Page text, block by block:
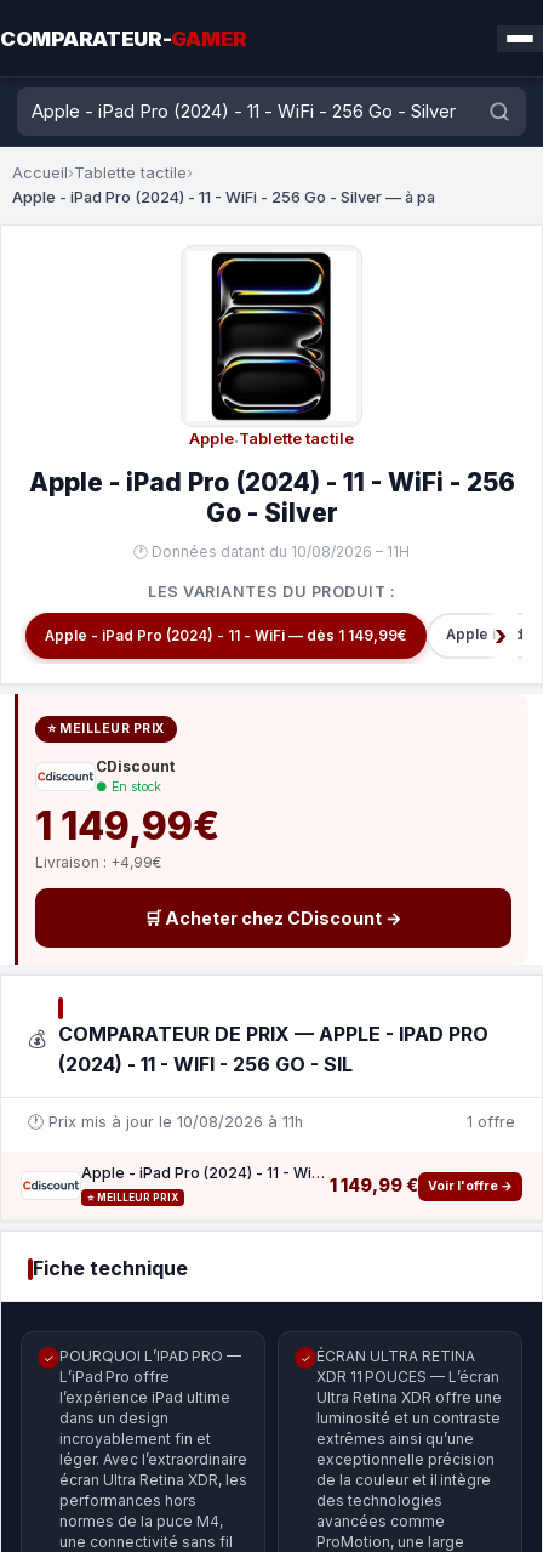
COMPARATEUR-GAMER
Accueil›Tablette tactile›
Apple - iPad Pro (2024) - 11 - WiFi - 256 Go - Silver — à pa
Apple·Tablette tactile
Apple - iPad Pro (2024) - 11 - WiFi - 256
Go - Silver
🕐 Données datant du 10/08/2026 – 11H
LES VARIANTES DU PRODUIT :
Apple - iPad Pro (2024) - 11 - WiFi — dès 1 149,99€ Apple iPad
⭐ MEILLEUR PRIX
CDiscount
● En stock
1 149,99€
Livraison : +4,99€
🛒 Acheter chez CDiscount →
💰 COMPARATEUR DE PRIX — APPLE - IPAD PRO
(2024) - 11 - WIFI - 256 GO - SIL
🕐 Prix mis à jour le 10/08/2026 à 11h 1 offre
Apple - iPad Pro (2024) - 11 - WiFi - 256 Go - Silver
⭐ MEILLEUR PRIX
1 149,99 € Voir l'offre →
Fiche technique
✓ POURQUOI L’IPAD PRO —
L’iPad Pro offre
l’expérience iPad ultime
dans un design
incroyablement fin et
léger. Avec l’extraordinaire
écran Ultra Retina XDR, les
performances hors
normes de la puce M4,
une connectivité sans fil
✓ ÉCRAN ULTRA RETINA
XDR 11 POUCES — L’écran
Ultra Retina XDR offre une
luminosité et un contraste
extrêmes ainsi qu’une
exceptionnelle précision
de la couleur et il intègre
des technologies
avancées comme
ProMotion, une large